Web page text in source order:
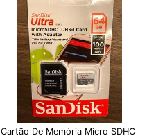
Cartão De Memória Micro SDHC